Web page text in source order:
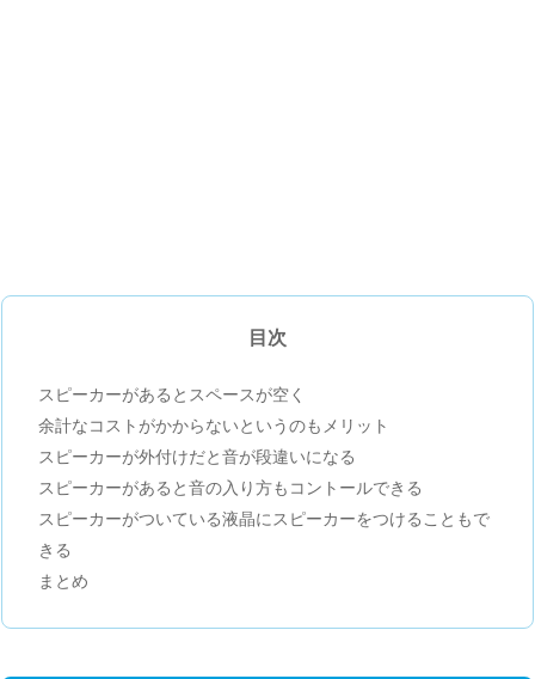
目次
スピーカーがあるとスペースが空く
余計なコストがかからないというのもメリット
スピーカーが外付けだと音が段違いになる
スピーカーがあると音の入り方もコントールできる
スピーカーがついている液晶にスピーカーをつけることもで
きる
まとめ